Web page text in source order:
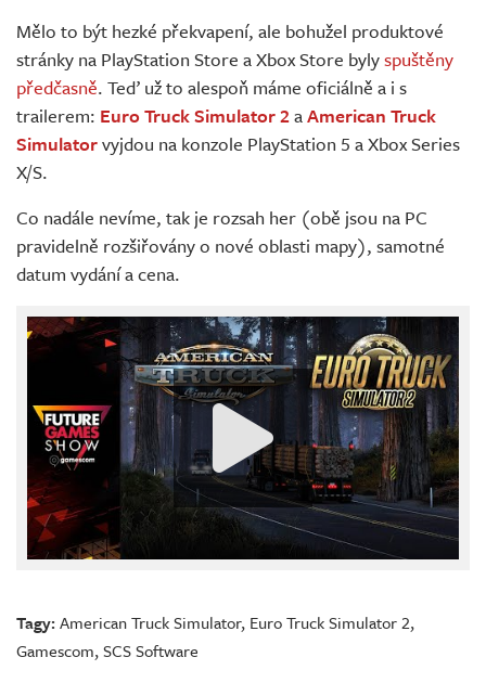
Živě
Mělo to být hezké překvapení, ale bohužel produktové
stránky na PlayStation Store a Xbox Store bylyspuštěny
předčasně. Teď už to alespoň máme oficiálně a i s
trailerem: Euro Truck Simulator 2aAmerican Truck
Simulatorvyjdou na konzole PlayStation 5 a Xbox Series
X/S.
Co nadále nevíme, tak je rozsah her (obě jsou na PC
pravidelně rozšiřovány o nové oblasti mapy), samotné
datum vydání a cena.
Tagy:American Truck Simulator, Euro Truck Simulator 2,
Gamescom,SCS Software